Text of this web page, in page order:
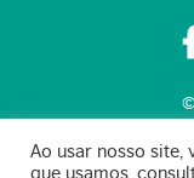
Ao usar nosso
que usamos,